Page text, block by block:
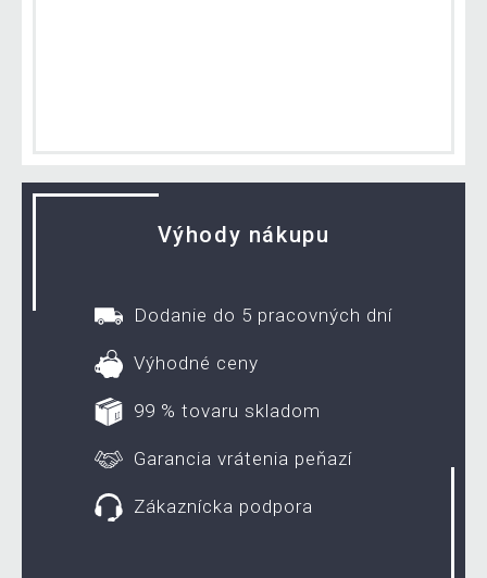
Výhody nákupu
Dodanie do 5 pracovných dní
Výhodné ceny
99 % tovaru skladom
Garancia vrátenia peňazí
Zákaznícka podpora